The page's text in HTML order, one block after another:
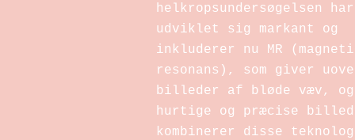
helkropsundersøgelsen har
udviklet sig markant og
inkluderer nu MR
resonans), som giver
billeder af bløde væv, og
hurtige og præcise
kombinerer disse